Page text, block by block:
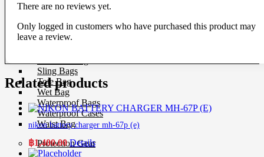
Holster Cases
Pouch Bag
Roller Bag
Sling Bags
Tote Bag
Wet Bag
Waterproof Bags
Waterproof Cases
Waist Bag
Protection Gear
There are no reviews yet.
Only logged in customers who have purchased this product may
leave a review.
Related products
nikon battery charger mh-67p (e)
฿1,400.00 Details